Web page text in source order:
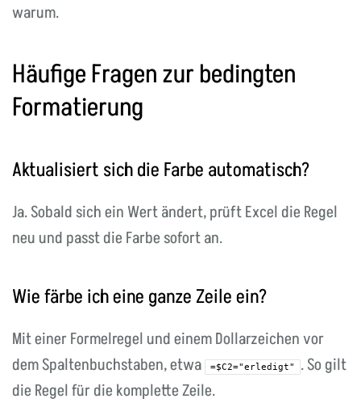
warum.
Häufige Fragen zur bedingten
Formatierung
Aktualisiert sich die Farbe automatisch?
Ja. Sobald sich ein Wert ändert, prüft Excel die Regel
neu und passt die Farbe sofort an.
Wie färbe ich eine ganze Zeile ein?
Mit einer Formelregel und einem Dollarzeichen vor
dem Spaltenbuchstaben, etwa
=$C2="erledigt"
. So gilt
die Regel für die komplette Zeile.